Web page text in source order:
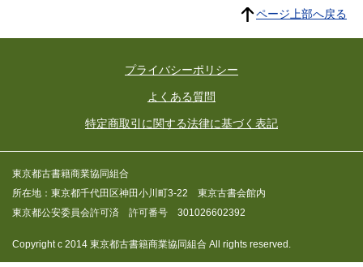
ページ上部へ戻る
プライバシーポリシー
よくある質問
特定商取引に関する法律に基づく表記
東京都古書籍商業協同組合
所在地：東京都千代田区神田小川町3-22 東京古書会館内
東京都公安委員会許可済 許可番号 301026602392
Copyright c 2014 東京都古書籍商業協同組合 All rights reserved.